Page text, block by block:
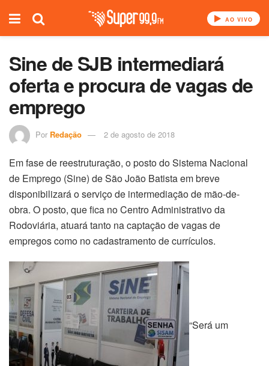
AO VIVO
Sine de SJB intermediará
oferta e procura de vagas de
emprego
Por Redação 2 de agosto de 2018
Em fase de reestruturação, o posto do Sistema Nacional
de Emprego (Sine) de São João Batista em breve
disponibilizará o serviço de intermediação de mão-de-
obra. O posto, que fica no Centro Administrativo da
Rodoviária, atuará tanto na captação de vagas de
empregos como no cadastramento de currículos.
“Será um